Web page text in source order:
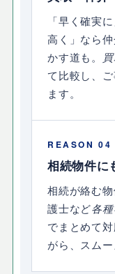
「早く確実
高く」なら
かす道も。
て比較し、
ます。
REASON 04
相続物件に
相続が絡む
護士など各
でまとめて
がら、スム